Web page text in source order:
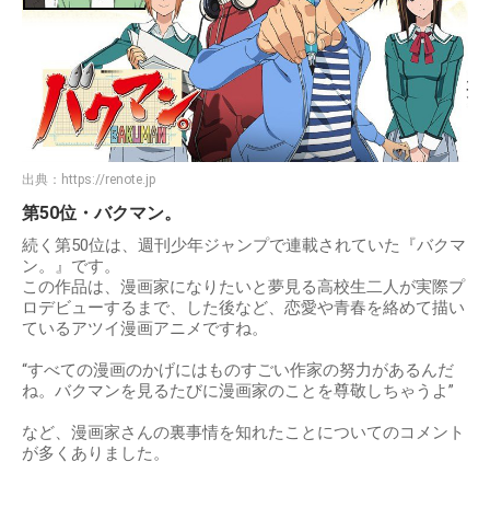
出典： https://renote.jp
第50位・バクマン。
続く第50位は、週刊少年ジャンプで連載されていた『バクマ
ン。』です。
この作品は、漫画家になりたいと夢見る高校生二人が実際プ
ロデビューするまで、した後など、恋愛や青春を絡めて描い
ているアツイ漫画アニメですね。
“すべての漫画のかげにはものすごい作家の努力があるんだ
ね。バクマンを見るたびに漫画家のことを尊敬しちゃうよ”
など、漫画家さんの裏事情を知れたことについてのコメント
が多くありました。